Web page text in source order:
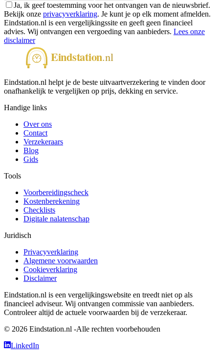
Ja, ik geef toestemming voor het ontvangen van de nieuwsbrief.
Bekijk onze privacyverklaring. Je kunt je op elk moment afmelden.
Eindstation.nl is een vergelijkingssite en geeft geen financieel
advies. Wij ontvangen een vergoeding van aanbieders. Lees onze
disclaimer
Eindstation.nl helpt je de beste uitvaartverzekering te vinden door
onafhankelijk te vergelijken op prijs, dekking en service.
Handige links
Over ons
Contact
Verzekeraars
Blog
Gids
Tools
Voorbereidingscheck
Kostenberekening
Checklists
Digitale nalatenschap
Juridisch
Privacyverklaring
Algemene voorwaarden
Cookieverklaring
Disclaimer
Eindstation.nl is een vergelijkingswebsite en treedt niet op als
financieel adviseur. Wij ontvangen commissie van aanbieders.
Controleer altijd de actuele voorwaarden bij de verzekeraar.
© 2026 Eindstation.nl -Alle rechten voorbehouden
LinkedIn